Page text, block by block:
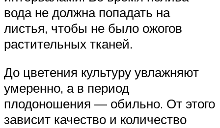
вода не должна попадать на
листья, чтобы не было ожогов
растительных тканей.
До цветения культуру увлажняют
умеренно, а в период
плодоношения — обильно. От этого
зависит качество и количество